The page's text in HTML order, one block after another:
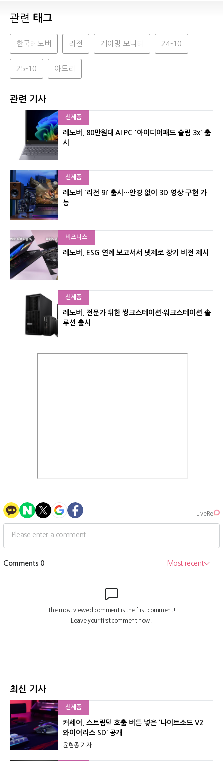
관련 태그
한국레노버 리전 게이밍 모니터 24-10
25-10 아트리
관련 기사
신제품
레노버, 80만원대 AI PC '아이디어패드 슬림 3x' 출
시
신제품
레노버 '리전 9i' 출시···안경 없이 3D 영상 구현 가
능
비즈니스
레노버, ESG 연례 보고서서 넷제로 장기 비전 제시
신제품
레노버, 전문가 위한 씽크스테이션·워크스테이션 솔
루션 출시
최신 기사
신제품
커세어, 스트림덱 호출 버튼 넣은 ‘나이트소드 V2
와이어리스 SD’ 공개
윤현종 기자